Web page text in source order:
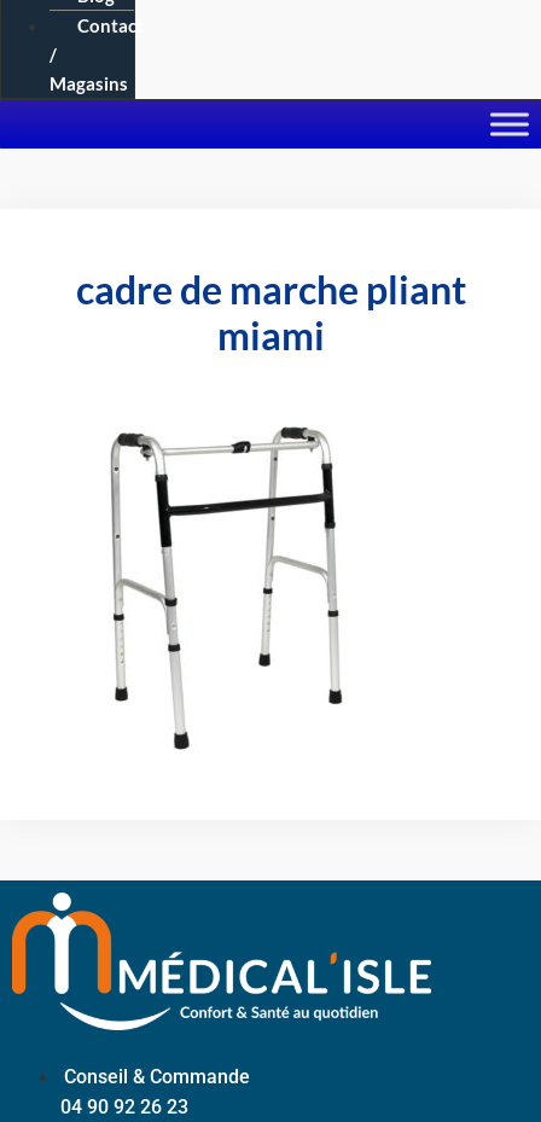
Contact
/
Magasins
cadre de marche pliant
miami
Conseil & Commande
04 90 92 26 23